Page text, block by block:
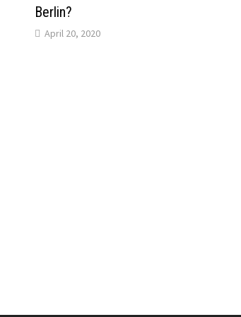
Berlin?
April 20, 2020